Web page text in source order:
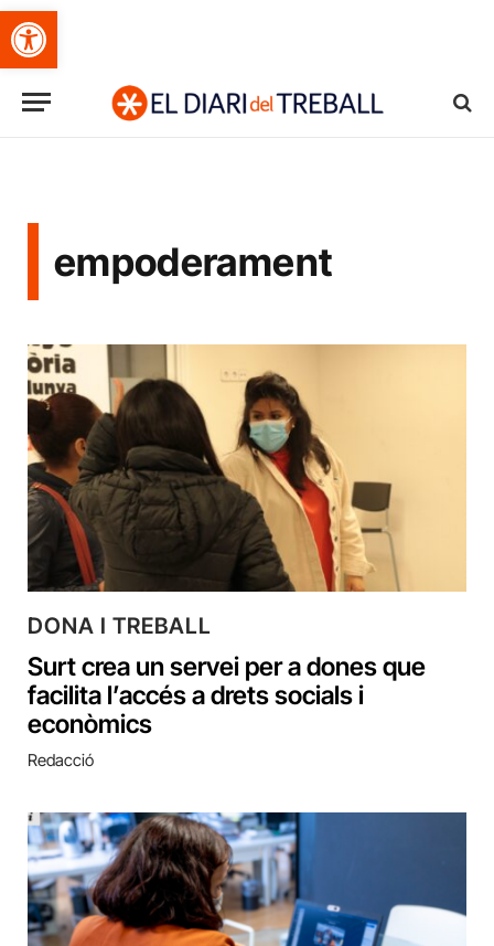
Obre la barra d'eines
empoderament
DONA I TREBALL
Surt crea un servei per a dones que
facilita l’accés a drets socials i
econòmics
Redacció